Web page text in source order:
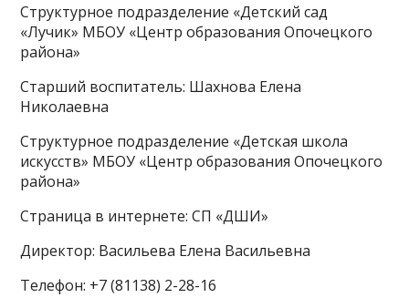
Структурное подразделение «Детский сад
«Лучик» МБОУ «Центр образования Опочецкого
района»
Старший воспитатель: Шахнова Елена
Николаевна
Структурное подразделение «Детская школа
искусств» МБОУ «Центр образования Опочецкого
района»
Страница в интернете: СП «ДШИ»
Директор: Васильева Елена Васильевна
Телефон: +7 (81138) 2-28-16